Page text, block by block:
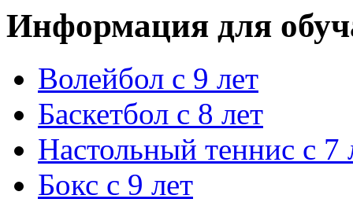
Информация для
Волейбол с 9 лет
Баскетбол с 8 лет
Настольный теннис с 7
Бокс с 9 лет